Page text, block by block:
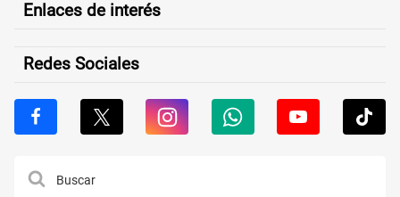
Enlaces de interés
Redes Sociales